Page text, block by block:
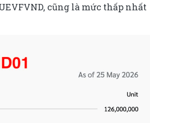
cũng là mức thấp nhất